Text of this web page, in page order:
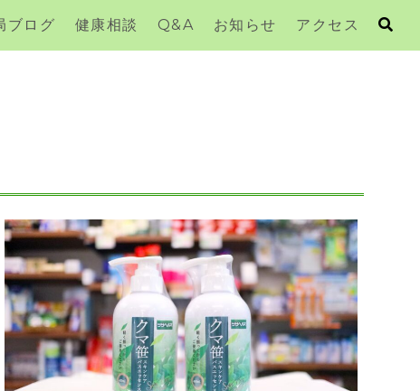
ブログ 健康相談 Q&A お知らせ アクセス